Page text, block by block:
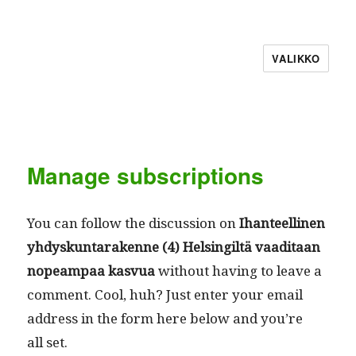
VALIKKO
Manage subscriptions
You can fol­low the dis­cus­sion onIhanteelli­nen
yhdyskun­tarakenne (4) Helsingiltä vaa­di­taan
nopeam­paa kasvuawith­out hav­ing to leave a
com­ment. Cool, huh? Just enter your email
address in the form here below and you’re
all set.